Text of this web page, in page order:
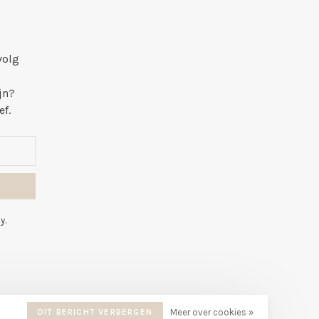
DIT BERICHT VERBERGEN Meer over cookies »